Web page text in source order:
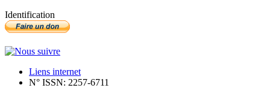
Identification
Liens internet
N° ISSN: 2257-6711